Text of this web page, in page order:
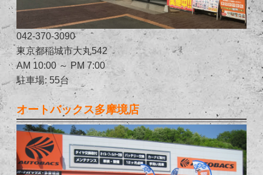
042-370-3090
東京都稲城市大丸542
AM 10:00 ～ PM 7:00
駐車場: 55台
オートバックス多摩境店